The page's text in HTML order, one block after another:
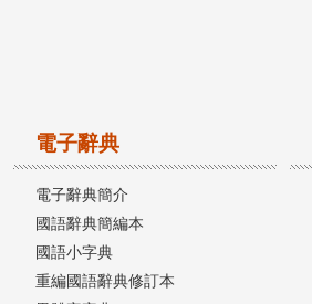
電子辭典
電子辭典簡介
國語辭典簡編本
國語小字典
重編國語辭典修訂本